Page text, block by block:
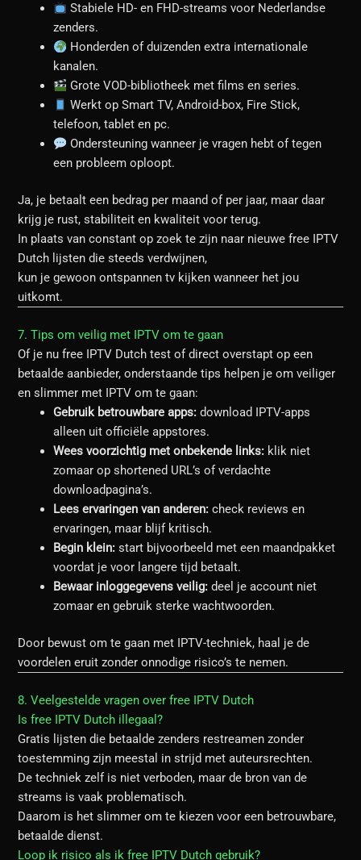
Stabiele HD- en FHD-streams voor Nederlandse
zenders.
Honderden of duizenden extra internationale
kanalen.
Grote VOD-bibliotheek met films en series.
Werkt op Smart TV, Android-box, Fire Stick,
telefoon, tablet en pc.
Ondersteuning wanneer je vragen hebt of tegen
een probleem oploopt.
Ja, je betaalt een bedrag per maand of per jaar, maar daar
krijg je rust, stabiliteit en kwaliteit voor terug.
In plaats van constant op zoek te zijn naar nieuwe free IPTV
Dutch lijsten die steeds verdwijnen,
kun je gewoon ontspannen tv kijken wanneer het jou
uitkomt.
7. Tips om veilig met IPTV om te gaan
Of je nu free IPTV Dutch test of direct overstapt op een
betaalde aanbieder, onderstaande tips helpen je om veiliger
en slimmer met IPTV om te gaan:
Gebruik betrouwbare apps: download IPTV-apps
alleen uit officiële appstores.
Wees voorzichtig met onbekende links: klik niet
zomaar op shortened URL’s of verdachte
downloadpagina’s.
Lees ervaringen van anderen: check reviews en
ervaringen, maar blijf kritisch.
Begin klein: start bijvoorbeeld met een maandpakket
voordat je voor langere tijd betaalt.
Bewaar inloggegevens veilig: deel je account niet
zomaar en gebruik sterke wachtwoorden.
Door bewust om te gaan met IPTV-techniek, haal je de
voordelen eruit zonder onnodige risico’s te nemen.
8. Veelgestelde vragen over free IPTV Dutch
Is free IPTV Dutch illegaal?
Gratis lijsten die betaalde zenders restreamen zonder
toestemming zijn meestal in strijd met auteursrechten.
De techniek zelf is niet verboden, maar de bron van de
streams is vaak problematisch.
Daarom is het slimmer om te kiezen voor een betrouwbare,
betaalde dienst.
Loop ik risico als ik free IPTV Dutch gebruik?